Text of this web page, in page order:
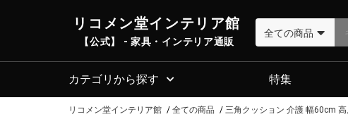
リコメン堂インテリア館
【公式】 - 家具・インテリア通販
カテゴリから探す 特集
リコメン堂インテリア館 全ての商品 三角クッション 介護 幅60cm